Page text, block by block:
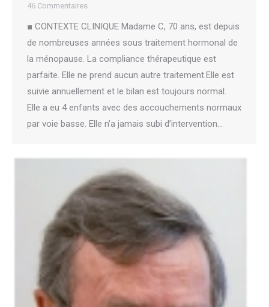
46 Commentaires
■ CONTEXTE CLINIQUE Madame C, 70 ans, est depuis
de nombreuses années sous traitement hormonal de
la ménopause. La compliance thérapeutique est
parfaite. Elle ne prend aucun autre traitement.Elle est
suivie annuellement et le bilan est toujours normal.
Elle a eu 4 enfants avec des accouchements normaux
par voie basse. Elle n’a jamais subi d’intervention…